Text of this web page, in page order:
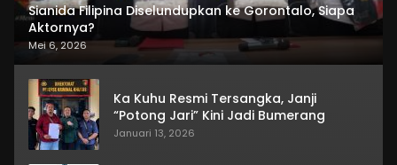
Sianida Filipina Diselundupkan ke Gorontalo, Siapa
Aktornya?
Mei 6, 2026
Ka Kuhu Resmi Tersangka, Janji
“Potong Jari” Kini Jadi Bumerang
Januari 13, 2026